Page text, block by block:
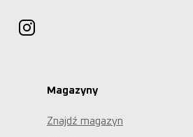
Magazyny
Znajdź magazyn